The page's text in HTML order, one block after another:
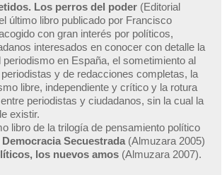
Los perros del poder (Editorial
último libro publicado por Francisco
con gran interés por políticos,
interesados en conocer con detalle la
periodismo en España, el sometimiento al
y de redacciones completas, la
libre, independiente y crítico y la rotura
periodistas y ciudadanos, sin la cual la
existir.
libro de la trilogía de pensamiento político
Democracia Secuestrada (Almuzara 2005)
los nuevos amos (Almuzara 2007).